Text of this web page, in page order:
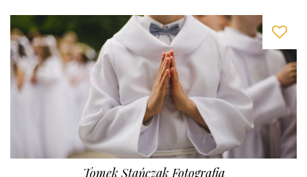
Tomek Stańczak Fotografia